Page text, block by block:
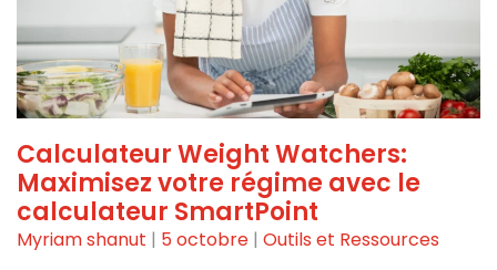
Calculateur Weight Watchers:
Maximisez votre régime avec le
calculateur SmartPoint
Myriam shanut | 5 octobre | Outils et Ressources